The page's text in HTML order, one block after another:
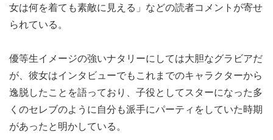
女は何を着ても素敵に見える」などの読者コメントが寄せ
られている。
優等生イメージの強いナタリーにしては大胆なグラビアだ
が、彼女はインタビューでもこれまでのキャラクターから
逸脱したことを語っており、子役としてスターになった多
くのセレブのように自分も派手にパーティをしていた時期
があったと明かしている。